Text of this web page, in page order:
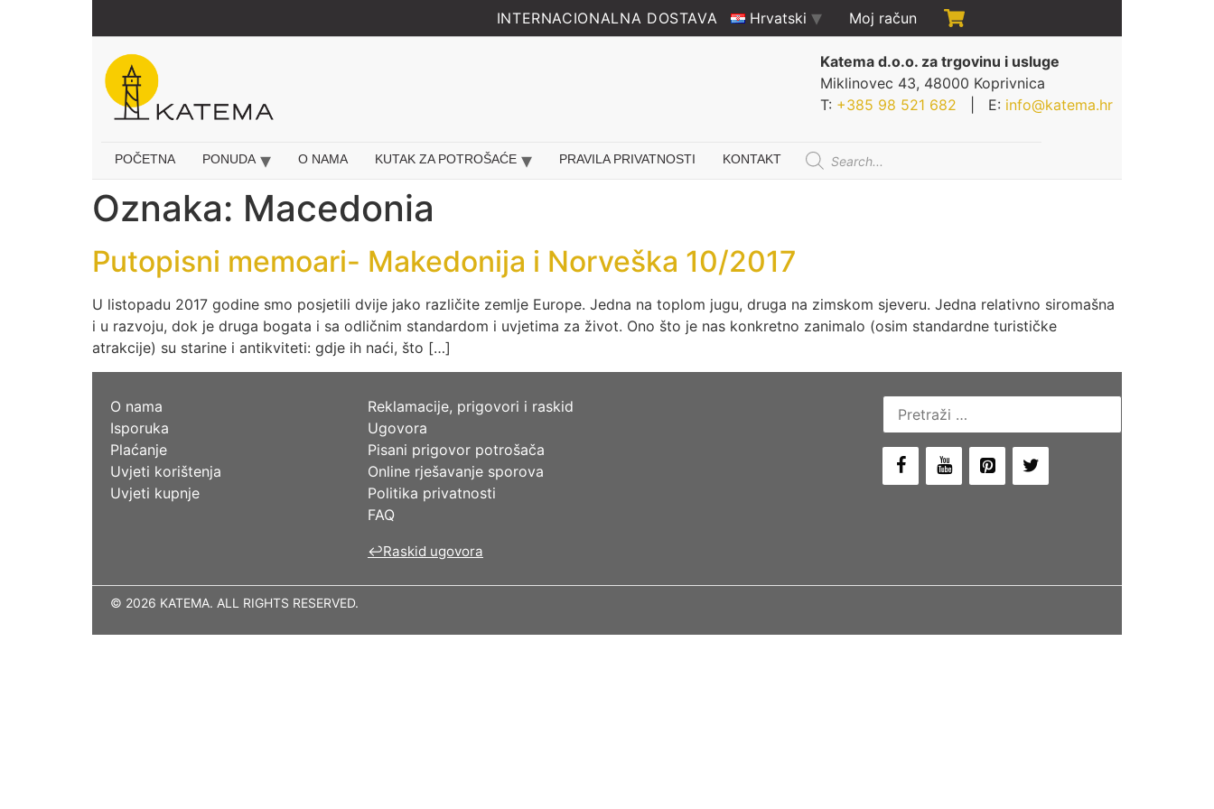
INTERNACIONALNA DOSTAVA Hrvatski Moj račun
Katema d.o.o. za trgovinu i usluge
Miklinovec 43, 48000 Koprivnica
T: +385 98 521 682 | E: info@katema.hr
POČETNA PONUDA O NAMA KUTAK ZA POTROŠAĆE PRAVILA PRIVATNOSTI KONTAKT
Products
search
Oznaka: Macedonia
Putopisni memoari- Makedonija i Norveška 10/2017
U listopadu 2017 godine smo posjetili dvije jako različite zemlje Europe. Jedna na toplom jugu, druga na zimskom sjeveru. Jedna relativno siromašna
i u razvoju, dok je druga bogata i sa odličnim standardom i uvjetima za život. Ono što je nas konkretno zanimalo (osim standardne turističke
atrakcije) su starine i antikviteti: gdje ih naći, što […]
O nama
Isporuka
Plaćanje
Uvjeti korištenja
Uvjeti kupnje
Reklamacije, prigovori i raskid
Ugovora
Pisani prigovor potrošača
Online rješavanje sporova
Politika privatnosti
FAQ
↩Raskid ugovora
Pretraži:
© 2026 KATEMA. ALL RIGHTS RESERVED.